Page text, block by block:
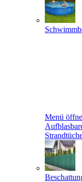
Menü